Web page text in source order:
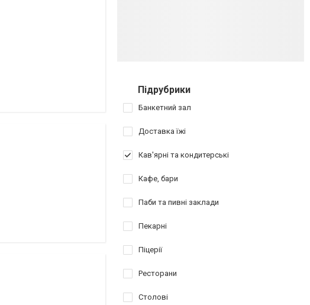
Підрубрики
Банкетний зал
Доставка їжі
Кав'ярні та кондитерські
Кафе, бари
Паби та пивні заклади
Пекарні
Піцерії
Ресторани
Столові